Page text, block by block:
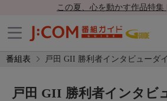
この夏、心を動かす作品特集
番組表 戸田 GII 勝利者インタビューダ
戸田 GII 勝利者インタビ